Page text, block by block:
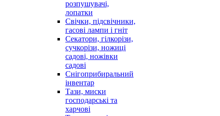
розпушувачі,
лопатки
Свічки, підсвічники,
гасові лампи і гніт
Секатори, гілкорізи,
сучкорізи, ножиці
садові, ножівки
садові
Снігоприбиральний
інвентар
Тази, миски
господарські та
харчові